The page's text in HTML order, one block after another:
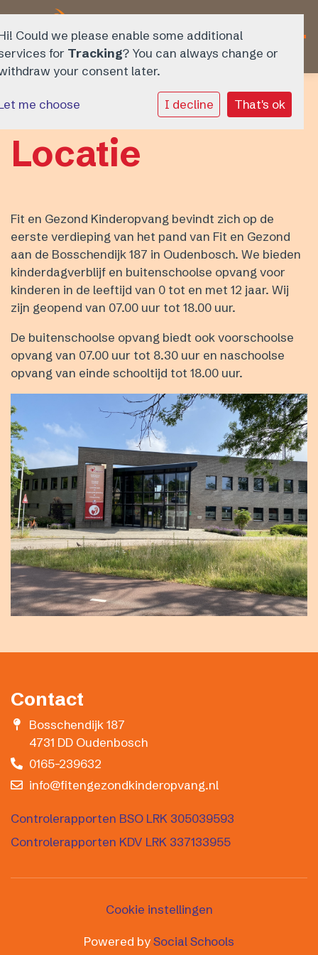
Fit en Gezond Kinderopvang
Over ons
Tarieven
Inschrijven
Contact
Locatie
Fit en Gezond Kinderopvang bevindt zich op de
eerste verdieping van het pand van Fit en Gezond
aan de Bosschendijk 187 in Oudenbosch. We bieden
kinderdagverblijf en buitenschoolse opvang voor
kinderen in de leeftijd van 0 tot en met 12 jaar. Wij
zijn geopend van 07.00 uur tot 18.00 uur.
De buitenschoolse opvang biedt ook voorschoolse
opvang van 07.00 uur tot 8.30 uur en naschoolse
opvang van einde schooltijd tot 18.00 uur.
Contact
Bosschendijk 187
4731 DD Oudenbosch
0165-239632
info@fitengezondkinderopvang.nl
Controlerapporten BSO LRK 305039593
Controlerapporten KDV LRK 337133955
Cookie instellingen
Powered bySocial Schools
Could we please enable some additional
for Tracking? You can always change or
your consent later.
me choose I decline That's ok